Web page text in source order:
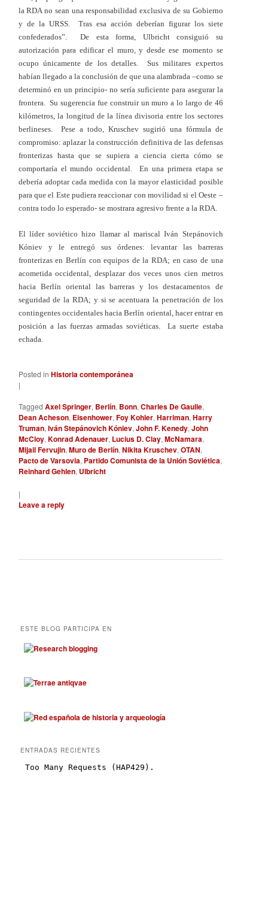
la RDA no sean una responsabilidad exclusiva de su Gobierno
y de la URSS. Tras esa acción deberían figurar los siete
confederados”. De esta forma, Ulbricht consiguió su
autorización para edificar el muro, y desde ese momento se
ocupo únicamente de los detalles. Sus militares expertos
habían llegado a la conclusión de que una alambrada –como se
determinó en un principio- no sería suficiente para asegurar la
frontera. Su sugerencia fue construir un muro a lo largo de 46
kilómetros, la longitud de la línea divisoria entre los sectores
berlineses. Pese a todo, Kruschev sugirió una fórmula de
compromiso: aplazar la construcción definitiva de las defensas
fronterizas hasta que se supiera a ciencia cierta cómo se
comportaría el mundo occidental. En una primera etapa se
debería adoptar cada medida con la mayor elasticidad posible
para que el Este pudiera reaccionar con movilidad si el Oeste –
contra todo lo esperado- se mostrara agresivo frente a la RDA.
El líder soviético hizo llamar al mariscal Iván Stepánovich
Kóniev y le entregó sus órdenes: levantar las barreras
fronterizas en Berlín con equipos de la RDA; en caso de una
acometida occidental, desplazar dos veces unos cien metros
hacia Berlín oriental las barreras y los destacamentos de
seguridad de la RDA; y si se acentuara la penetración de los
contingentes occidentales hacia Berlín oriental, hacer entrar en
posición a las fuerzas armadas soviéticas. La suerte estaba
echada.
Posted in Historia contemporánea
|
Tagged Axel Springer, Berlín, Bonn, Charles De Gaulle,
Dean Acheson, Eisenhower, Foy Kohler, Harriman, Harry
Truman, Iván Stepánovich Kóniev, John F. Kenedy, John
McCloy, Konrad Adenauer, Lucius D. Clay, McNamara,
Mijail Fervujin, Muro de Berlín, Nikita Kruschev, OTAN,
Pacto de Varsovia, Partido Comunista de la Unión Soviética,
Reinhard Gehlen, Ulbricht
|
Leave a reply
ESTE BLOG PARTICIPA EN
ENTRADAS RECIENTES